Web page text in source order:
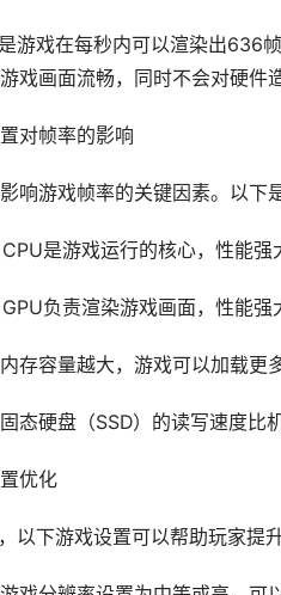
游戏在每秒内可以渲染出636
戏画面流畅，同时不会对硬件
对帧率的影响
响游戏帧率的关键因素。以下
是游戏运行的核心，性能强
负责渲染游戏画面，性能
存容量越大，游戏可以加载更
态硬盘（SSD）的读写速度比
优化
以下游戏设置可以帮助玩家提升